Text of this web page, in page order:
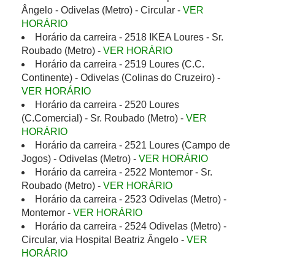
Ângelo - Odivelas (Metro) - Circular - VER
HORÁRIO
Horário da carreira - 2518 IKEA Loures - Sr.
Roubado (Metro) - VER HORÁRIO
Horário da carreira - 2519 Loures (C.C.
Continente) - Odivelas (Colinas do Cruzeiro) -
VER HORÁRIO
Horário da carreira - 2520 Loures
(C.Comercial) - Sr. Roubado (Metro) - VER
HORÁRIO
Horário da carreira - 2521 Loures (Campo de
Jogos) - Odivelas (Metro) - VER HORÁRIO
Horário da carreira - 2522 Montemor - Sr.
Roubado (Metro) - VER HORÁRIO
Horário da carreira - 2523 Odivelas (Metro) -
Montemor - VER HORÁRIO
Horário da carreira - 2524 Odivelas (Metro) -
Circular, via Hospital Beatriz Ângelo - VER
HORÁRIO